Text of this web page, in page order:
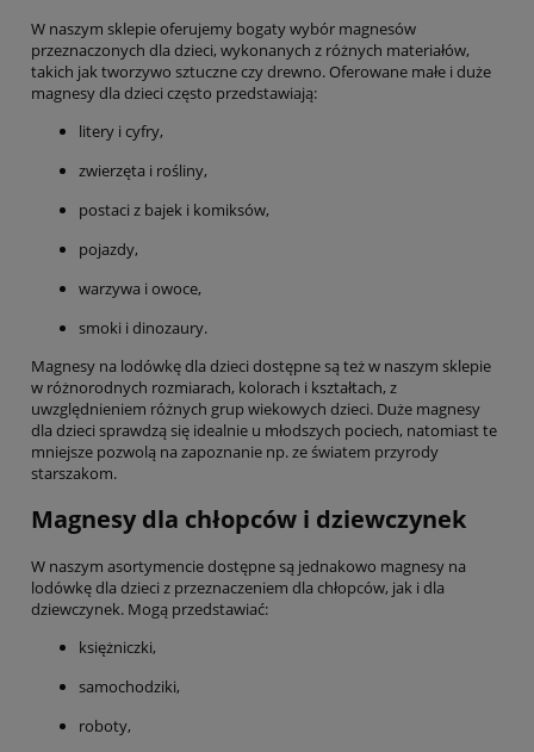
W naszym sklepie oferujemy bogaty wybór magnesów
przeznaczonych dla dzieci, wykonanych z różnych materiałów,
takich jak tworzywo sztuczne czy drewno. Oferowane małe i duże
magnesy dla dzieci często przedstawiają:
litery i cyfry,
zwierzęta i rośliny,
postaci z bajek i komiksów,
pojazdy,
warzywa i owoce,
smoki i dinozaury.
Magnesy na lodówkę dla dzieci dostępne są też w naszym sklepie
w różnorodnych rozmiarach, kolorach i kształtach, z
uwzględnieniem różnych grup wiekowych dzieci. Duże magnesy
dla dzieci sprawdzą się idealnie u młodszych pociech, natomiast te
mniejsze pozwolą na zapoznanie np. ze światem przyrody
starszakom.
Magnesy dla chłopców i dziewczynek
W naszym asortymencie dostępne są jednakowo magnesy na
lodówkę dla dzieci z przeznaczeniem dla chłopców, jak i dla
dziewczynek. Mogą przedstawiać:
księżniczki,
samochodziki,
roboty,